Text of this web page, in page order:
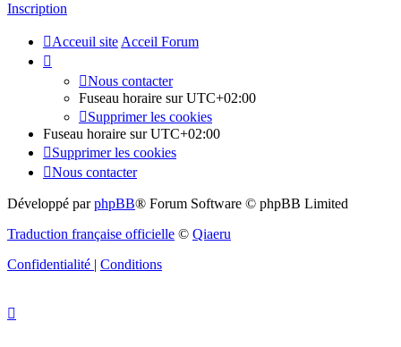
Inscription
Acceuil site Acceil Forum
Nous contacter
Fuseau horaire surUTC+02:00
Supprimer les cookies
Fuseau horaire surUTC+02:00
Supprimer les cookies
Nous contacter
Développé parphpBB® Forum Software © phpBB Limited
Traduction française officielle © Qiaeru
Confidentialité | Conditions